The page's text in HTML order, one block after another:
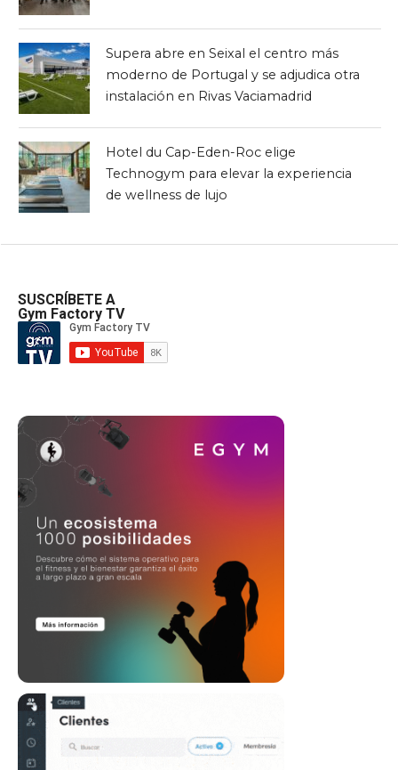
Supera abre en Seixal el centro más
moderno de Portugal y se adjudica otra
instalación en Rivas Vaciamadrid
Hotel du Cap-Eden-Roc elige
Technogym para elevar la experiencia
de wellness de lujo
SUSCRÍBETE A
Gym Factory TV